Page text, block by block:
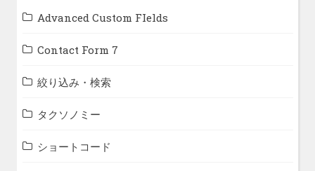
Advanced Custom FIelds
Contact Form 7
絞り込み・検索
タクソノミー
ショートコード